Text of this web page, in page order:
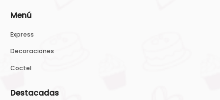
Menú
Express
Decoraciones
Coctel
Destacadas